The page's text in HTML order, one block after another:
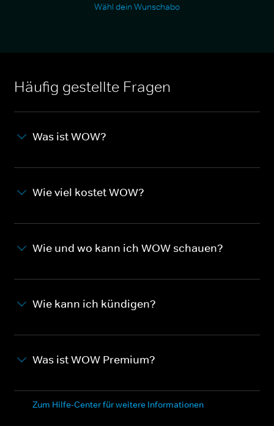
Wähl dein Wunschabo
Häufig gestellte Fragen
Was ist WOW?
Wie viel kostet WOW?
Wie und wo kann ich WOW schauen?
Wie kann ich kündigen?
Was ist WOW Premium?
Zum Hilfe-Center für weitere Informationen